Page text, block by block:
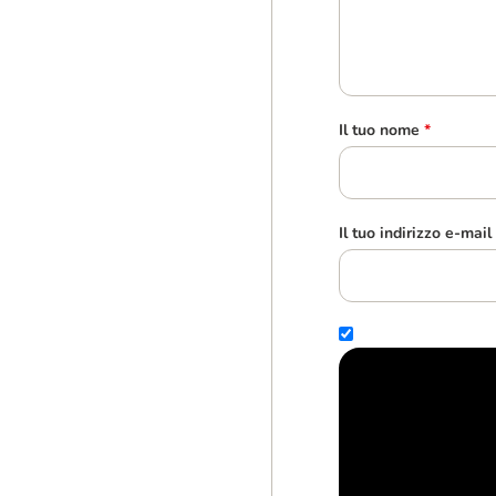
Il tuo nome *
Il tuo indirizzo e-mail